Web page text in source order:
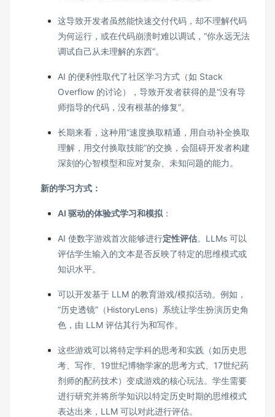
这导致开发者虽然能快速交付代码，却不理解代码
为何运行，或在代码崩溃时难以调试，“你永远无法
调试自己从未理解的东西”。
AI 的便利性取代了社区学习方式（如 Stack
Overflow 的讨论），导致开发者获得的是“没有导
师指导的代码，没有根基的修复”。
长期来看，这种用“速度换取精通，用自动补全换取
理解，用交付换取技能”的交换，会阻碍开发者构建
深刻的心智模型和应对复杂、未知问题的能力。
新的学习方式：
AI 驱动的体验式学习和模拟 ：
AI 使数字游戏首次能够进行定性评估。LLMs 可以
评估学生输入的文本是否反映了特定的思维模式或
知识水平。
可以开发基于 LLM 的教育游戏/模拟活动。例如，
“历史透镜”（HistoryLens）系统让学生扮演历史角
色，由 LLM 评估其行为和写作。
这些游戏可以将特定学科的思考和实践（如历史思
考、写作、19世纪博物学家的思考方式、17世纪药
剂师的配药技术）变成游戏的核心玩法。学生需要
进行研究并将所学知识以特定历史时期的思维模式
表达出来，LLM 可以对此进行评估。